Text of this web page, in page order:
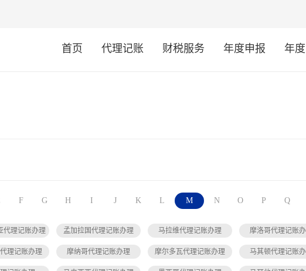
首页 代理记账 财税服务 年度申报 年
F G H I J K L M N O P Q
代理记账办理 孟加拉国代理记账办理 马拉维代理记账办理 摩洛哥代理记账
理记账办理 摩纳哥代理记账办理 摩尔多瓦代理记账办理 马其顿代理记账